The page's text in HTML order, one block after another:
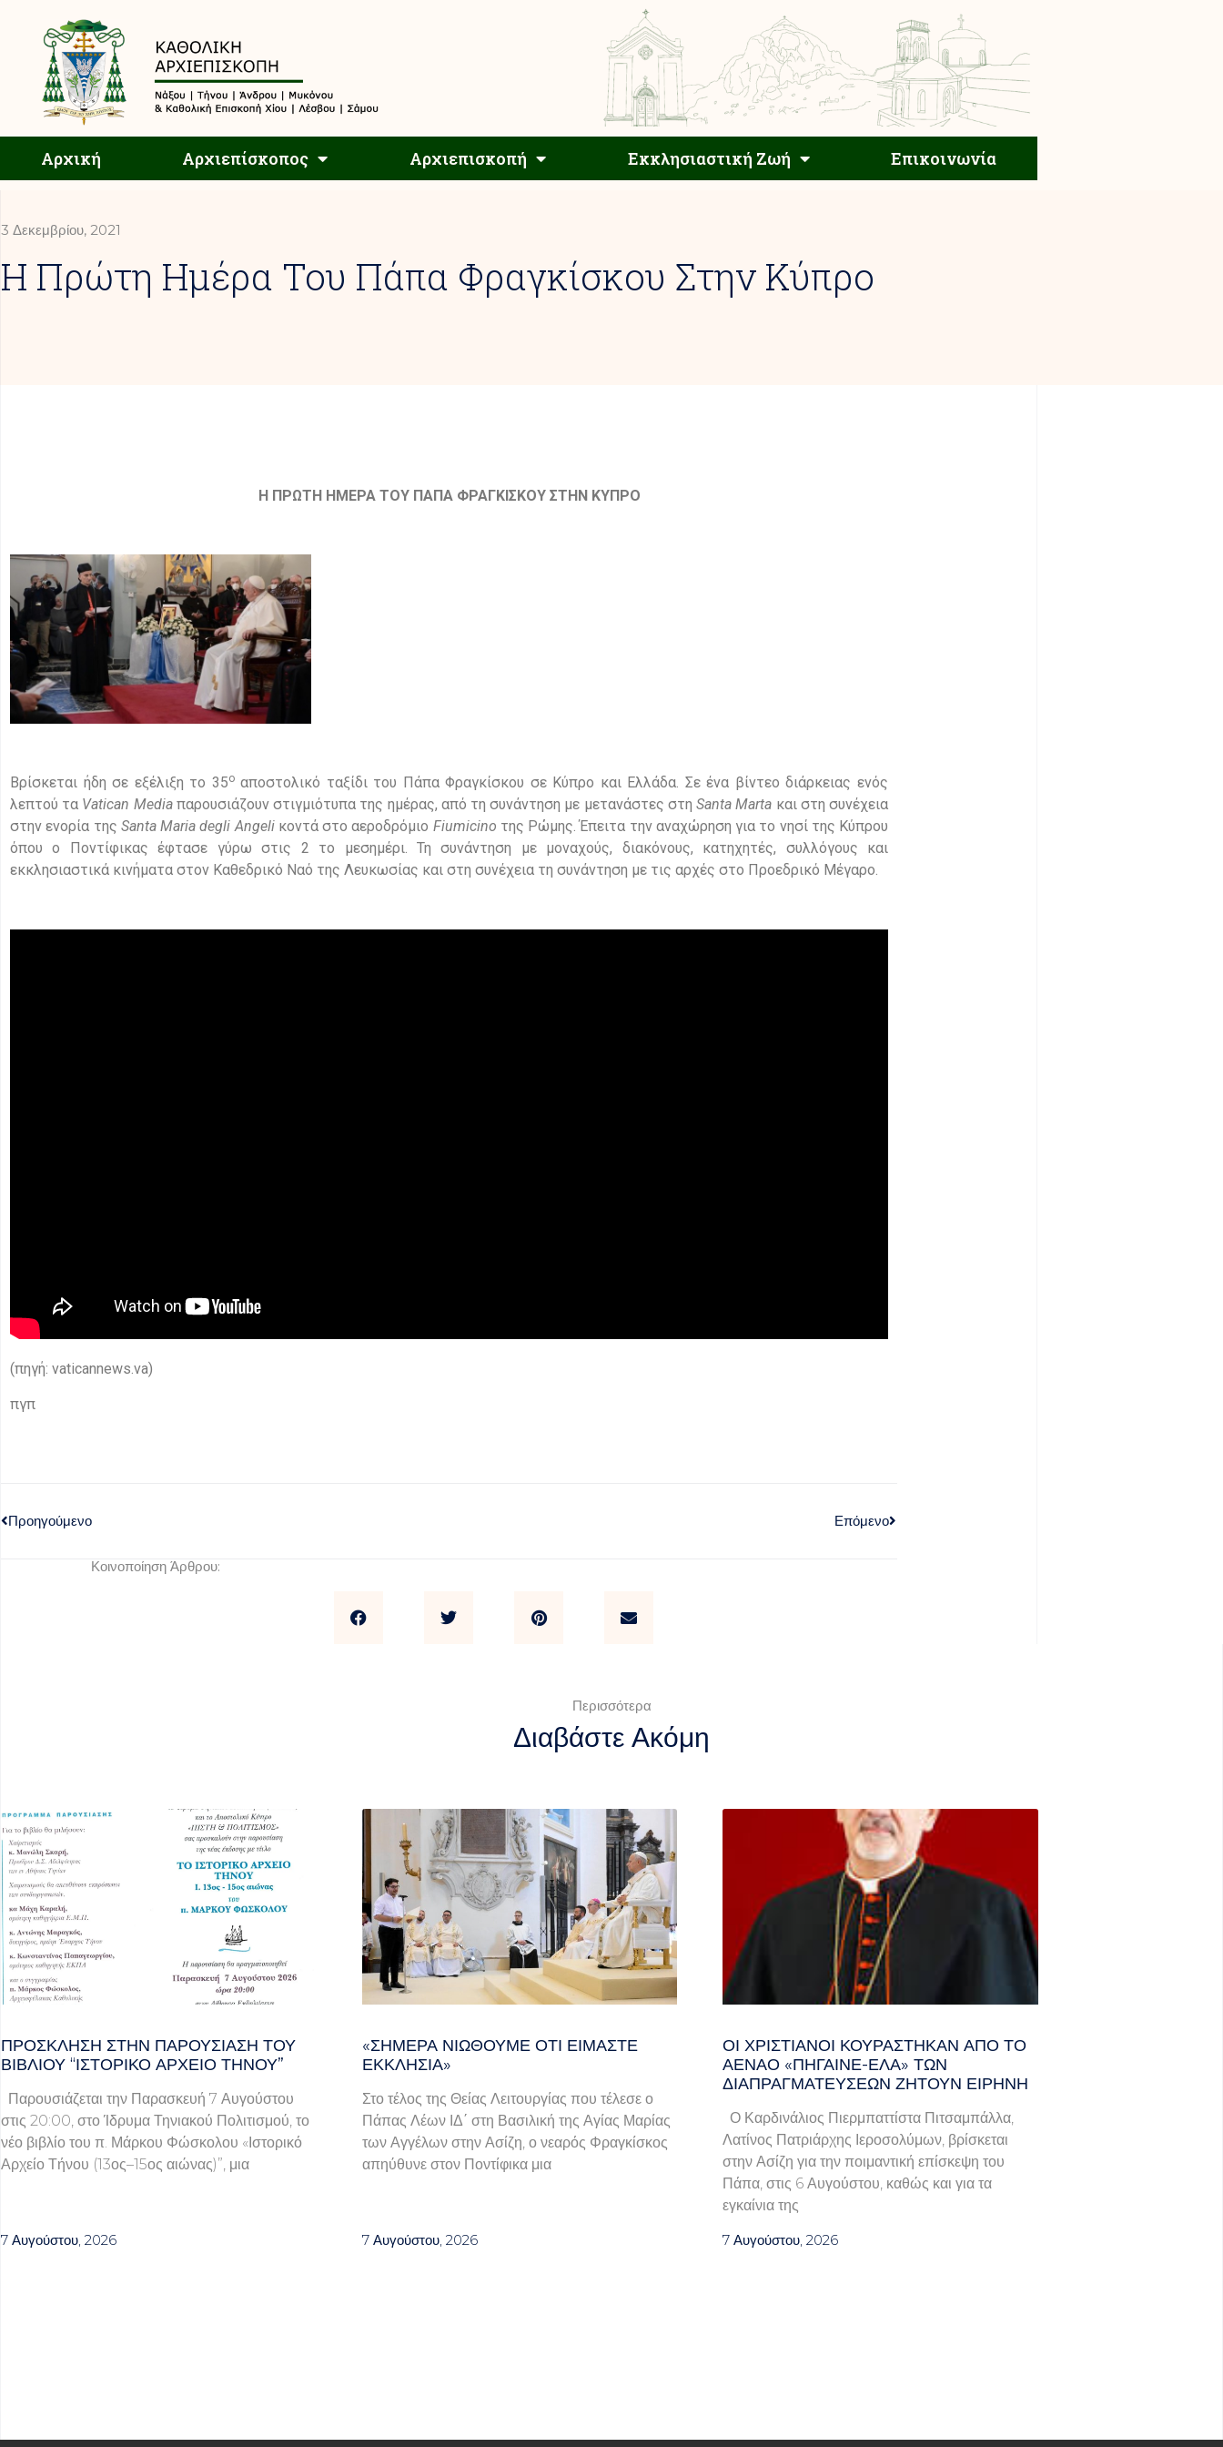
Αρχική Αρχιεπίσκοπος Αρχιεπισκοπή Εκκλησιαστική Ζωή Επικοινωνία
Αρχιεπισκοπή Εκκλησιαστική Ζωή Επικοινωνία
3 Δεκεμβρίου, 2021
Η Πρώτη Ημέρα Του Πάπα Φραγκίσκου Στην Κύπρο
Η ΠΡΩΤΗ ΗΜΕΡΑ ΤΟΥ ΠΑΠΑ ΦΡΑΓΚΙΣΚΟΥ ΣΤΗΝ ΚΥΠΡΟ
Βρίσκεται ήδη σε εξέλιξη το 35oαποστολικό ταξίδι του Πάπα Φραγκίσκου σε Κύπρο και Ελλάδα. Σε ένα βίντεο διάρκειας ενός
λεπτού τα Vatican Mediaπαρουσιάζουν στιγμιότυπα της ημέρας, από τη συνάντηση με μετανάστες στηSanta Marta και στη συνέχεια
στην ενορία της Santa Maria degli Angeliκοντά στο αεροδρόμιο Fiumicino της Ρώμης. Έπειτα την αναχώρηση για το νησί της Κύπρου
όπου ο Ποντίφικας έφτασε γύρω στις 2 το μεσημέρι. Τη συνάντηση με μοναχούς, διακόνους, κατηχητές, συλλόγους και
εκκλησιαστικά κινήματα στον Καθεδρικό Ναό της Λευκωσίας και στη συνέχεια τη συνάντηση με τις αρχές στο Προεδρικό Μέγαρο.
(πηγή: vaticannews.va)
πγπ
Προηγούμενο Επόμενο
Κοινοποίηση Άρθρου:
Περισσότερα
Διαβάστε Ακόμη
ΠΡΌΣΚΛΗΣΗ ΣΤΗΝ ΠΑΡΟΥΣΊΑΣΗ ΤΟΥ
ΒΙΒΛΊΟΥ “ΙΣΤΟΡΙΚΌ ΑΡΧΕΊΟ ΤΉΝΟΥ”
Παρουσιάζεται την Παρασκευή 7 Αυγούστου
στις 20:00, στο Ίδρυμα Τηνιακού Πολιτισμού, το
νέο βιβλίο του π. Μάρκου Φώσκολου «Ιστορικό
Αρχείο Τήνου (13ος–15ος αιώνας)”, μια
7 Αυγούστου, 2026
«ΣΉΜΕΡΑ ΝΙΏΘΟΥΜΕ ΌΤΙ ΕΊΜΑΣΤΕ
ΕΚΚΛΗΣΊΑ»
Στο τέλος της Θείας Λειτουργίας που τέλεσε ο
Πάπας Λέων ΙΔ΄ στη Βασιλική της Αγίας Μαρίας
των Αγγέλων στην Ασίζη, ο νεαρός Φραγκίσκος
απηύθυνε στον Ποντίφικα μια
7 Αυγούστου, 2026
ΟΙ ΧΡΙΣΤΙΑΝΟΊ ΚΟΥΡΆΣΤΗΚΑΝ ΑΠΌ ΤΟ
ΑΈΝΑΟ «ΠΉΓΑΙΝΕ-ΈΛΑ» ΤΩΝ
ΔΙΑΠΡΑΓΜΑΤΕΎΣΕΩΝ ΖΗΤΟΎΝ ΕΙΡΉΝΗ
Ο Καρδινάλιος Πιερμπαττίστα Πιτσαμπάλλα,
Λατίνος Πατριάρχης Ιεροσολύμων, βρίσκεται
στην Ασίζη για την ποιμαντική επίσκεψη του
Πάπα, στις 6 Αυγούστου, καθώς και για τα
εγκαίνια της
7 Αυγούστου, 2026